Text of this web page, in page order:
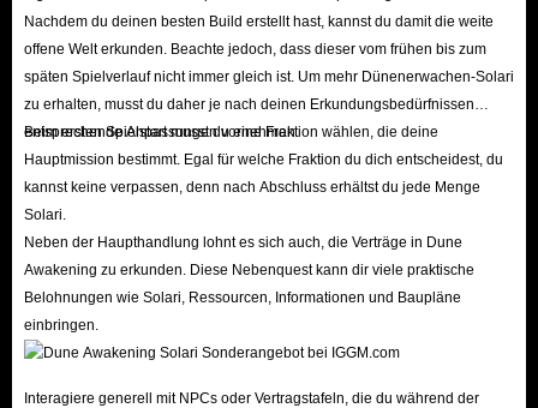
F: Wie schätzen die Nutzer IGGM beim Verkauf von Dune
Awakening-Materialien ein?
wurde von unzähligen echten Spielern verifiziert. Wir genießen in vielen
Communities, darunter Trustpilot, Facebook und X, ein hohes Ansehen und
werden von vielen Spielern empfohlen.
Mit unseren günstigen Produkten, unserer zuverlässigen Lieferung und
gewonnen. Wir haben nicht nur Zehntausende Fans in den gängigen
sozialen Medien, sondern auch eine Super-Bewertung von 4,8 und über
Nachdem du deinen besten Build erstellt hast, kannst du damit die weite
offene Welt erkunden. Beachte jedoch, dass dieser vom frühen bis zum
späten Spielverlauf nicht immer gleich ist. Um mehr Dünenerwachen-Solari
zu erhalten, musst du daher je nach deinen Erkundungsbedürfnissen
entsprechende Anpassungen vornehmen.
Beim ersten Spielstart musst du eine Fraktion wählen, die deine
Hauptmission bestimmt. Egal für welche Fraktion du dich entscheidest, du
kannst keine verpassen, denn nach Abschluss erhältst du jede Menge
Solari.
Neben der Haupthandlung lohnt es sich auch, die Verträge in Dune
Awakening zu erkunden. Diese Nebenquest kann dir viele praktische
Belohnungen wie Solari, Ressourcen, Informationen und Baupläne
einbringen.
Interagiere generell mit NPCs oder Vertragstafeln, die du während der